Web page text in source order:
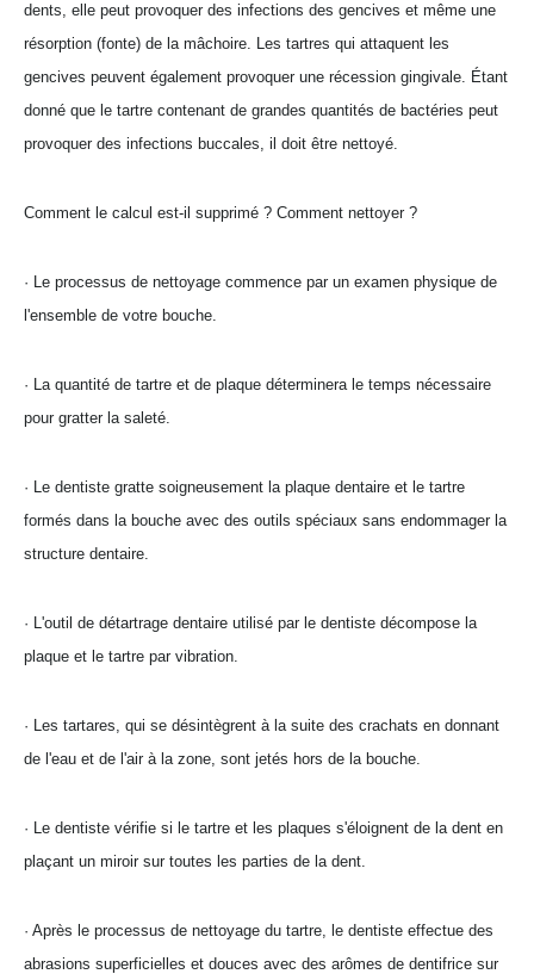
dents, elle peut provoquer des infections des gencives et même une
résorption (fonte) de la mâchoire. Les tartres qui attaquent les
gencives peuvent également provoquer une récession gingivale. Étant
donné que le tartre contenant de grandes quantités de bactéries peut
provoquer des infections buccales, il doit être nettoyé.
Comment le calcul est-il supprimé ? Comment nettoyer ?
· Le processus de nettoyage commence par un examen physique de
l'ensemble de votre bouche.
· La quantité de tartre et de plaque déterminera le temps nécessaire
pour gratter la saleté.
· Le dentiste gratte soigneusement la plaque dentaire et le tartre
formés dans la bouche avec des outils spéciaux sans endommager la
structure dentaire.
· L'outil de détartrage dentaire utilisé par le dentiste décompose la
plaque et le tartre par vibration.
· Les tartares, qui se désintègrent à la suite des crachats en donnant
de l'eau et de l'air à la zone, sont jetés hors de la bouche.
· Le dentiste vérifie si le tartre et les plaques s'éloignent de la dent en
plaçant un miroir sur toutes les parties de la dent.
· Après le processus de nettoyage du tartre, le dentiste effectue des
abrasions superficielles et douces avec des arômes de dentifrice sur